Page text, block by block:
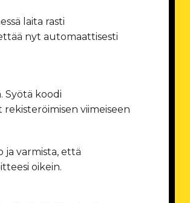
laita rasti
nyt automaattisesti
Syötä koodi
rekisteröimisen viimeiseen
ja varmista, että
oikein.